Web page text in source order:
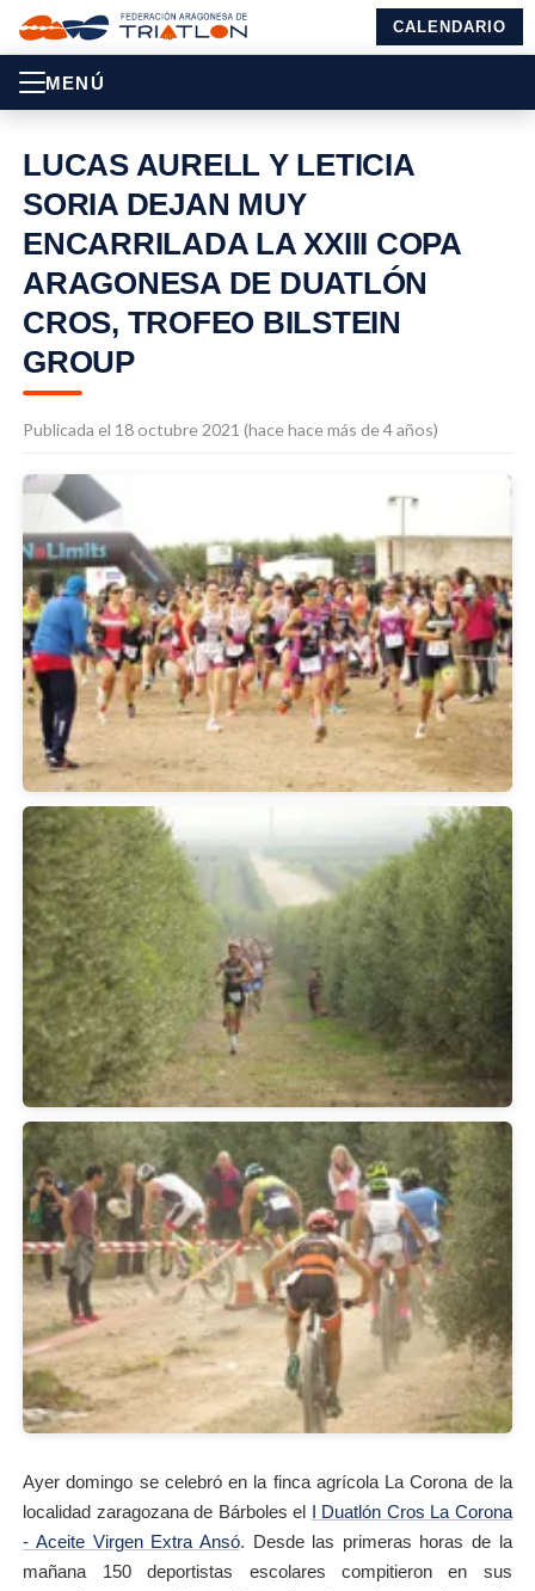
CALENDARIO
MENÚ
LUCAS AURELL Y LETICIA
SORIA DEJAN MUY
ENCARRILADA LA XXIII COPA
ARAGONESA DE DUATLÓN
CROS, TROFEO BILSTEIN
GROUP
Publicada el 18 octubre 2021 (hace hace más de 4 años)
Ayer domingo se celebró en la finca agrícola La Corona de la
localidad zaragozana de Bárboles el I Duatlón Cros La Corona
- Aceite Virgen Extra Ansó. Desde las primeras horas de la
mañana 150 deportistas escolares compitieron en sus